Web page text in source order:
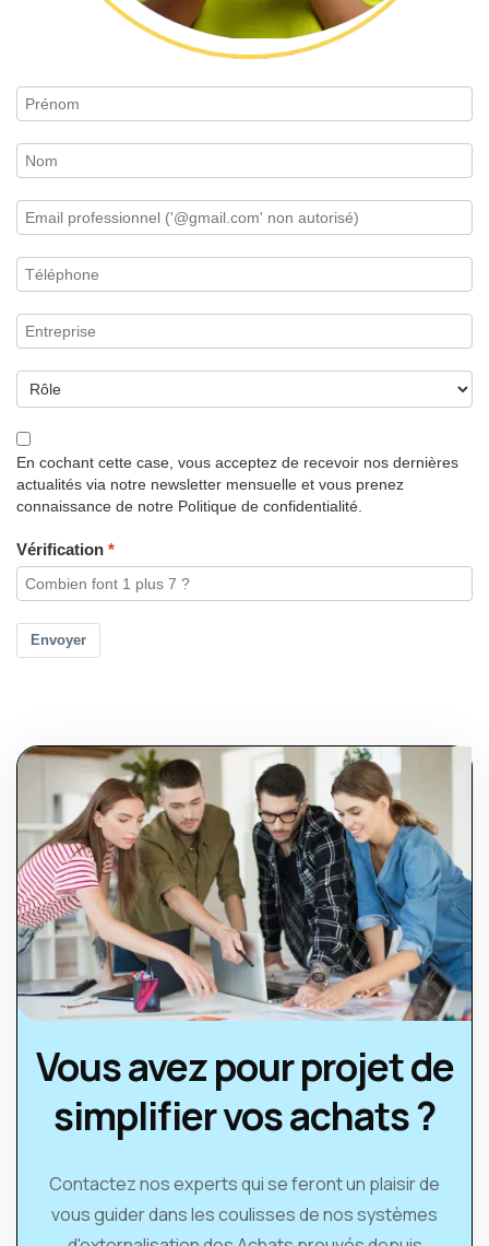
En cochant cette case, vous acceptez de recevoir nos dernières
actualités via notre newsletter mensuelle et vous prenez
connaissance de notre Politique de confidentialité.
Vérification
Envoyer
Vous avez pour projet de
simplifier vos achats ?
Contactez nos experts qui se feront un plaisir de
vous guider dans les coulisses de nos systèmes